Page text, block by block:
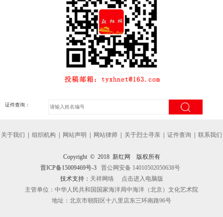
证件查询：
关于我们 | 组织机构 | 网站声明 | 网站律师 | 关于烈士寻亲 | 证件查询 | 联系我们
Copyright © 2018 新红网 版权所有
晋ICP备15009469号-3 晋公网安备 14010502050638号
技术支持： 天祥网络
点击进入电脑版
主管单位：中华人民共和国国家海洋局中海洋（北京）文化艺术院
地址：北京市朝阳区十八里店东三环南路96号